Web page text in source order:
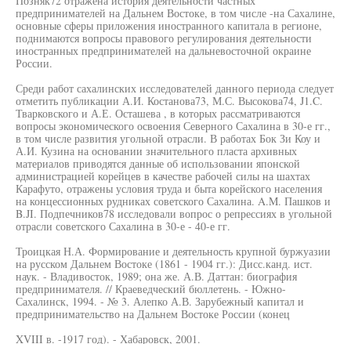
предпринимателей на Дальнем Востоке, в том числе -на Сахалине,
основные сферы приложения иностранного капитала в регионе,
поднимаются вопросы правового регулирования деятельности
иностранных предпринимателей на дальневосточной окраине
России.
Среди работ сахалинских исследователей данного периода следует
отметить публикации А.И. Костанова73, М.С. Высокова74, J1.C.
Тварковского и А.Е. Осташева , в которых рассматриваются
вопросы экономического освоения Северного Сахалина в 30-е гг.,
в том числе развития угольной отрасли. В работах Бок Зи Коу и
А.И. Кузина на основании значительного пласта архивных
материалов приводятся данные об использовании японской
администрацией корейцев в качестве рабочей силы на шахтах
Карафуто, отражены условия труда и быта корейского населения
на концессионных рудниках советского Сахалина. A.M. Пашков и
B.JI. Подпечников78 исследовали вопрос о репрессиях в угольной
отрасли советского Сахалина в 30-е - 40-е гг.
Троицкая Н.А. Формирование и деятельность крупной буржуазии
на русском Дальнем Востоке (1861 - 1904 гг.): Дисс.канд. ист.
наук. - Владивосток, 1989; она же. А.В. Даттан: биография
предпринимателя. // Краеведческий бюллетень. - Южно-
Сахалинск, 1994. - № 3. Алепко А.В. Зарубежный капитал и
предпринимательство на Дальнем Востоке России (конец
XVIII в. -1917 год). - Хабаровск, 2001.